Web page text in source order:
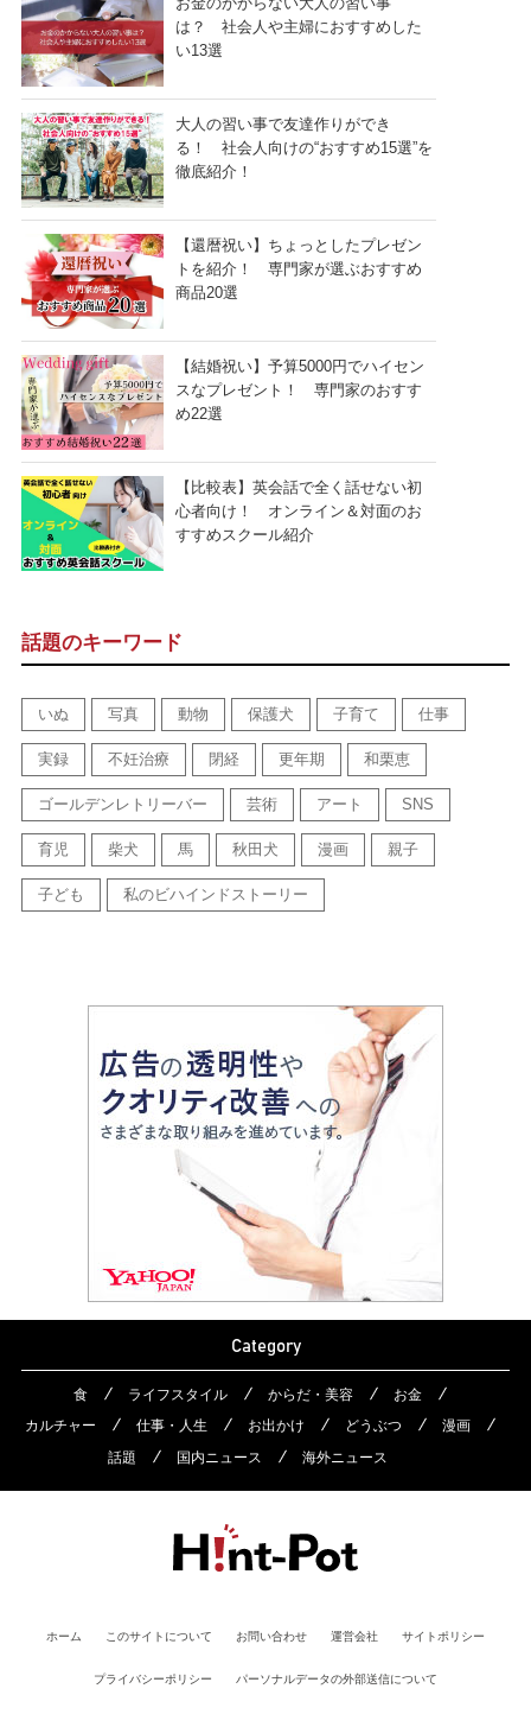
は？ 社会人や主婦におすすめした
い13選
大人の習い事で友達作りができ
る！ 社会人向けの“おすすめ15選”を
徹底紹介！
【還暦祝い】ちょっとしたプレゼン
トを紹介！ 専門家が選ぶおすすめ
商品20選
【結婚祝い】予算5000円でハイセン
スなプレゼント！ 専門家のおすす
め22選
【比較表】英会話で全く話せない初
心者向け！ オンライン＆対面のお
すすめスクール紹介
話題のキーワード
いぬ 写真 動物 保護犬 子育て 仕事
実録 不妊治療 閉経 更年期 和栗恵
ゴールデンレトリーバー 芸術 アート SNS
育児 柴犬 馬 秋田犬 漫画 親子
子ども 私のビハインドストーリー
Category
食 ライフスタイル からだ・美容
お金
カルチャー
仕事・人生 お出かけ どうぶつ
漫画
話題
国内ニュース 海外ニュース
ホーム このサイトについて お問い合わせ 運営会社 サイトポリシー
プライバシーポリシー パーソナルデータの外部送信について